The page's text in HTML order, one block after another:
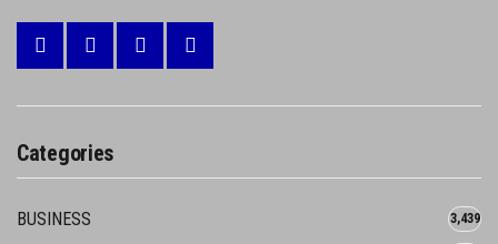
Categories
BUSINESS 3,439